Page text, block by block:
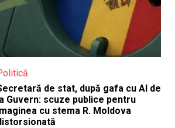
de stat, după gafa cu AI de
Guvern: scuze publice pentru
cu stema R. Moldova